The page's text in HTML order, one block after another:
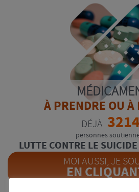
À PRENDRE OU À
DÉJÀ
personnes
LUTTE CONTRE LE
MOI AUSSI, JE
EN